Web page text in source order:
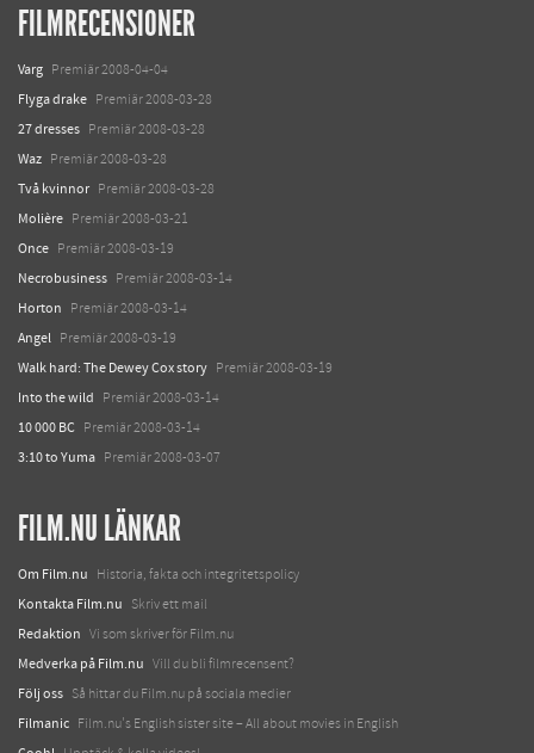
FILMRECENSIONER
Varg Premiär 2008-04-04
Flyga drake Premiär 2008-03-28
27 dresses Premiär 2008-03-28
Waz Premiär 2008-03-28
Två kvinnor Premiär 2008-03-28
Molière Premiär 2008-03-21
Once Premiär 2008-03-19
Necrobusiness Premiär 2008-03-14
Horton Premiär 2008-03-14
Angel Premiär 2008-03-19
Walk hard: The Dewey Cox story Premiär 2008-03-19
Into the wild Premiär 2008-03-14
10 000 BC Premiär 2008-03-14
3:10 to Yuma Premiär 2008-03-07
FILM.NU LÄNKAR
Om Film.nu Historia, fakta och integritetspolicy
Kontakta Film.nu Skriv ett mail
Redaktion Vi som skriver för Film.nu
Medverka på Film.nu Vill du bli filmrecensent?
Följ oss Så hittar du Film.nu på sociala medier
Filmanic Film.nu's English sister site – All about movies in English